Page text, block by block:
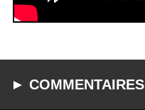
► COMMENTAIRES